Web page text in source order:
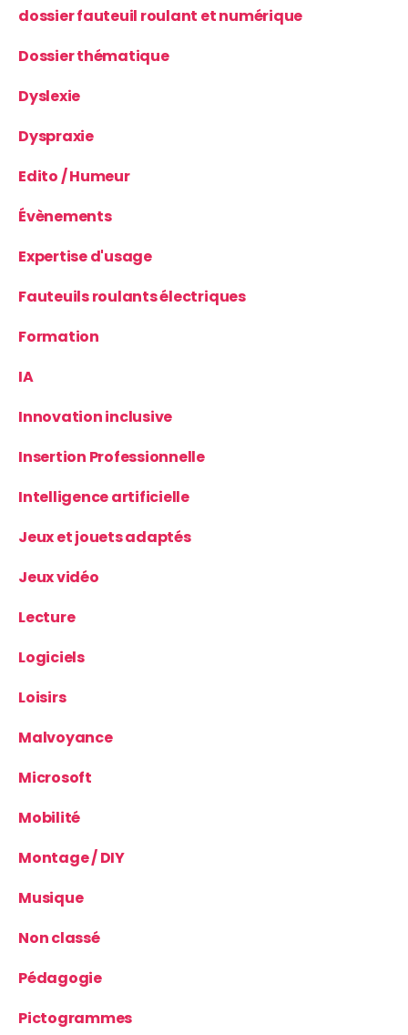
dossier fauteuil roulant et numérique
Dossier thématique
Dyslexie
Dyspraxie
Edito / Humeur
Évènements
Expertise d'usage
Fauteuils roulants électriques
Formation
IA
Innovation inclusive
Insertion Professionnelle
Intelligence artificielle
Jeux et jouets adaptés
Jeux vidéo
Lecture
Logiciels
Loisirs
Malvoyance
Microsoft
Mobilité
Montage / DIY
Musique
Non classé
Pédagogie
Pictogrammes